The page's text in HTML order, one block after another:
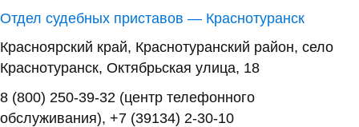
Отдел судебных приставов — Краснотуранск
Красноярский край, Краснотуранский район, село
Краснотуранск, Октябрьская улица, 18
8 (800) 250-39-32 (центр телефонного
обслуживания), +7 (39134) 2-30-10